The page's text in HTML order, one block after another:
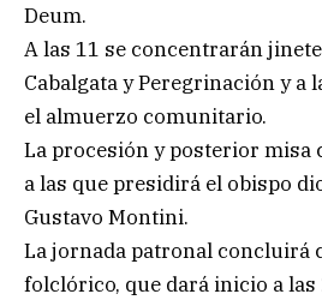
Deum.
A las 11 se concentrarán
Cabalgata y Peregrinación y a
el almuerzo comunitario.
La procesión y posterior misa
a las que presidirá el obispo
Gustavo Montini.
La jornada patronal concluirá
folclórico, que dará inicio a las